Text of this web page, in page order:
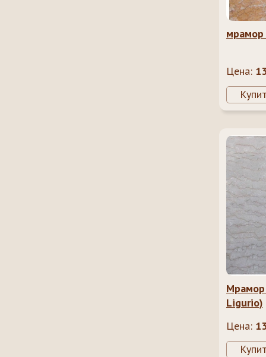
мрамор
Цена:
Мрамор
Ligurio)
Цена: